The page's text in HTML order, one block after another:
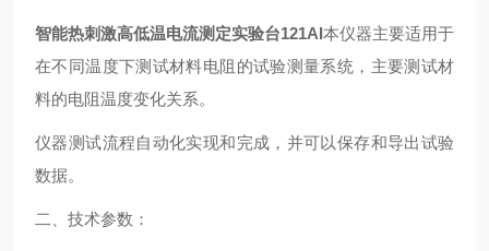
智能热刺激高低温电流测定实验台121AI本仪器主要适用于
在不同温度下测试材料电阻的试验测量系统，主要测试材
料的电阻温度变化关系。
仪器测试流程自动化实现和完成，并可以保存和导出试验
数据。
二、技术参数：